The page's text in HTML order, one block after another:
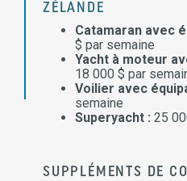
ZÉLANDE
Catamaran avec
$ par semaine
Yacht à moteur
18 000 $ par
Voilier avec
semaine
Superyacht : 25
SUPPLÉMENTS DE